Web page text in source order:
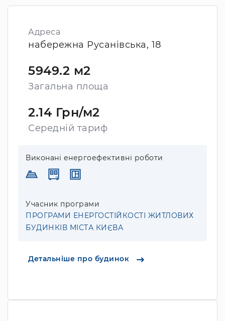
Адреса
набережна Русанівська, 18
5949.2 м2
Загальна площа
2.14 Грн/м2
Середній тариф
Виконані енергоефективні роботи
Учасник програми
ПРОГРАМИ ЕНЕРГОСТІЙКОСТІ ЖИТЛОВИХ
БУДИНКІВ МІСТА КИЄВА
Детальніше про будинок